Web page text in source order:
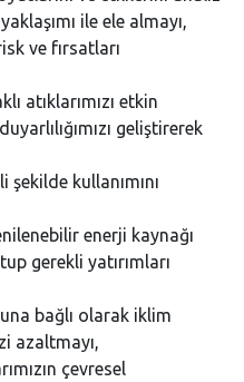
ile ele almayı,
ve fırsatları
atıklarımızı etkin
geliştirerek
kullanımını
enerji kaynağı
gerekli yatırımları
bağlı olarak iklim
azaltmayı,
çevresel